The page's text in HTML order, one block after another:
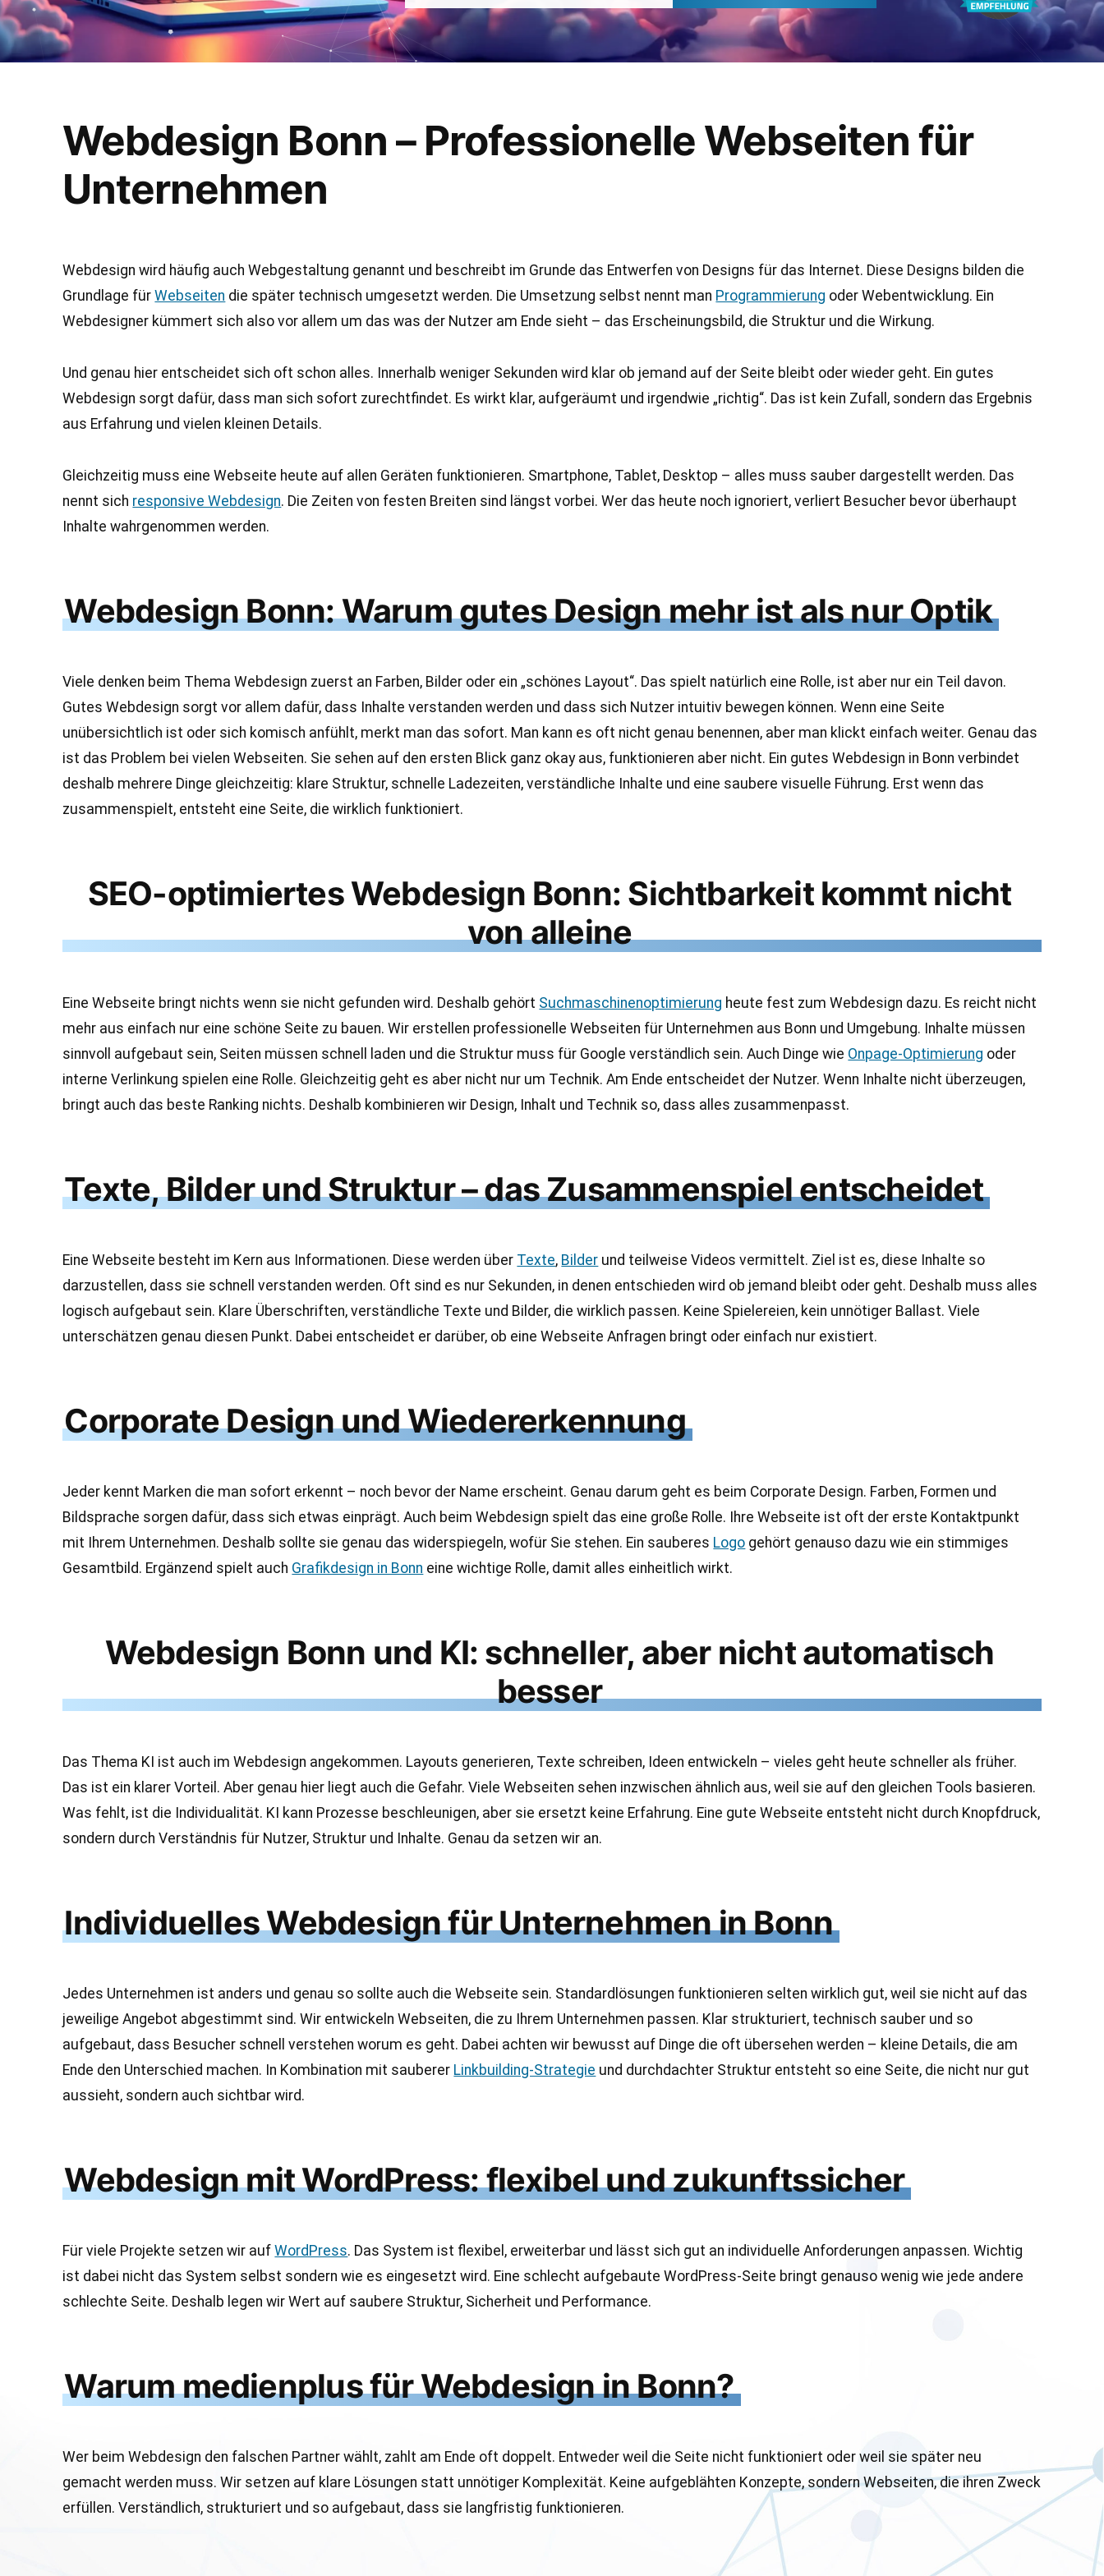
Webdesign Bonn – Professionelle Webseiten für
Unternehmen
Webdesign wird häufig auch Webgestaltung genannt und beschreibt im Grunde das Entwerfen von Designs für das Internet. Diese Designs bilden die
Grundlage fürWebseiten die später technisch umgesetzt werden. Die Umsetzung selbst nennt man Programmierung oder Webentwicklung. Ein
Webdesigner kümmert sich also vor allem um das was der Nutzer am Ende sieht – das Erscheinungsbild, die Struktur und die Wirkung.
Und genau hier entscheidet sich oft schon alles. Innerhalb weniger Sekunden wird klar ob jemand auf der Seite bleibt oder wieder geht. Ein gutes
Webdesign sorgt dafür, dass man sich sofort zurechtfindet. Es wirkt klar, aufgeräumt und irgendwie „richtig“. Das ist kein Zufall, sondern das Ergebnis
aus Erfahrung und vielen kleinen Details.
Gleichzeitig muss eine Webseite heute auf allen Geräten funktionieren. Smartphone, Tablet, Desktop – alles muss sauber dargestellt werden. Das
nennt sich responsive Webdesign. Die Zeiten von festen Breiten sind längst vorbei. Wer das heute noch ignoriert, verliert Besucher bevor überhaupt
Inhalte wahrgenommen werden.
Webdesign Bonn: Warum gutes Design mehr ist als nur Optik
Viele denken beim Thema Webdesign zuerst an Farben, Bilder oder ein „schönes Layout“. Das spielt natürlich eine Rolle, ist aber nur ein Teil davon.
Gutes Webdesign sorgt vor allem dafür, dass Inhalte verstanden werden und dass sich Nutzer intuitiv bewegen können. Wenn eine Seite
unübersichtlich ist oder sich komisch anfühlt, merkt man das sofort. Man kann es oft nicht genau benennen, aber man klickt einfach weiter. Genau das
ist das Problem bei vielen Webseiten. Sie sehen auf den ersten Blick ganz okay aus, funktionieren aber nicht. Ein gutes Webdesign in Bonn verbindet
deshalb mehrere Dinge gleichzeitig: klare Struktur, schnelle Ladezeiten, verständliche Inhalte und eine saubere visuelle Führung. Erst wenn das
zusammenspielt, entsteht eine Seite, die wirklich funktioniert.
SEO-optimiertes Webdesign Bonn: Sichtbarkeit kommt nicht
von alleine
Eine Webseite bringt nichts wenn sie nicht gefunden wird. Deshalb gehört Suchmaschinenoptimierung heute fest zum Webdesign dazu. Es reicht nicht
mehr aus einfach nur eine schöne Seite zu bauen. Wir erstellen professionelle Webseiten für Unternehmen aus Bonn und Umgebung. Inhalte müssen
sinnvoll aufgebaut sein, Seiten müssen schnell laden und die Struktur muss für Google verständlich sein. Auch Dinge wie Onpage-Optimierung oder
interne Verlinkung spielen eine Rolle. Gleichzeitig geht es aber nicht nur um Technik. Am Ende entscheidet der Nutzer. Wenn Inhalte nicht überzeugen,
bringt auch das beste Ranking nichts. Deshalb kombinieren wir Design, Inhalt und Technik so, dass alles zusammenpasst.
Texte, Bilder und Struktur – das Zusammenspiel entscheidet
Eine Webseite besteht im Kern aus Informationen. Diese werden über Texte, Bilder und teilweise Videos vermittelt. Ziel ist es, diese Inhalte so
darzustellen, dass sie schnell verstanden werden. Oft sind es nur Sekunden, in denen entschieden wird ob jemand bleibt oder geht. Deshalb muss alles
logisch aufgebaut sein. Klare Überschriften, verständliche Texte und Bilder, die wirklich passen. Keine Spielereien, kein unnötiger Ballast. Viele
unterschätzen genau diesen Punkt. Dabei entscheidet er darüber, ob eine Webseite Anfragen bringt oder einfach nur existiert.
Corporate Design und Wiedererkennung
Jeder kennt Marken die man sofort erkennt – noch bevor der Name erscheint. Genau darum geht es beim Corporate Design. Farben, Formen und
Bildsprache sorgen dafür, dass sich etwas einprägt. Auch beim Webdesign spielt das eine große Rolle. Ihre Webseite ist oft der erste Kontaktpunkt
mit Ihrem Unternehmen. Deshalb sollte sie genau das widerspiegeln, wofür Sie stehen. Ein sauberes Logo gehört genauso dazu wie ein stimmiges
Gesamtbild. Ergänzend spielt auch Grafikdesign in Bonn eine wichtige Rolle, damit alles einheitlich wirkt.
Webdesign Bonn und KI: schneller, aber nicht automatisch
besser
Das Thema KI ist auch im Webdesign angekommen. Layouts generieren, Texte schreiben, Ideen entwickeln – vieles geht heute schneller als früher.
Das ist ein klarer Vorteil. Aber genau hier liegt auch die Gefahr. Viele Webseiten sehen inzwischen ähnlich aus, weil sie auf den gleichen Tools basieren.
Was fehlt, ist die Individualität. KI kann Prozesse beschleunigen, aber sie ersetzt keine Erfahrung. Eine gute Webseite entsteht nicht durch Knopfdruck,
sondern durch Verständnis für Nutzer, Struktur und Inhalte. Genau da setzen wir an.
Individuelles Webdesign für Unternehmen in Bonn
Jedes Unternehmen ist anders und genau so sollte auch die Webseite sein. Standardlösungen funktionieren selten wirklich gut, weil sie nicht auf das
jeweilige Angebot abgestimmt sind. Wir entwickeln Webseiten, die zu Ihrem Unternehmen passen. Klar strukturiert, technisch sauber und so
aufgebaut, dass Besucher schnell verstehen worum es geht. Dabei achten wir bewusst auf Dinge die oft übersehen werden – kleine Details, die am
Ende den Unterschied machen. In Kombination mit sauberer Linkbuilding-Strategie und durchdachter Struktur entsteht so eine Seite, die nicht nur gut
aussieht, sondern auch sichtbar wird.
Webdesign mit WordPress: flexibel und zukunftssicher
Für viele Projekte setzen wir aufWordPress. Das System ist flexibel, erweiterbar und lässt sich gut an individuelle Anforderungen anpassen. Wichtig
ist dabei nicht das System selbst sondern wie es eingesetzt wird. Eine schlecht aufgebaute WordPress-Seite bringt genauso wenig wie jede andere
schlechte Seite. Deshalb legen wir Wert auf saubere Struktur, Sicherheit und Performance.
Warum medienplus für Webdesign in Bonn?
Wer beim Webdesign den falschen Partner wählt, zahlt am Ende oft doppelt. Entweder weil die Seite nicht funktioniert oder weil sie später neu
gemacht werden muss. Wir setzen auf klare Lösungen statt unnötiger Komplexität. Keine aufgeblähten Konzepte, sondern Webseiten, die ihren Zweck
erfüllen. Verständlich, strukturiert und so aufgebaut, dass sie langfristig funktionieren.